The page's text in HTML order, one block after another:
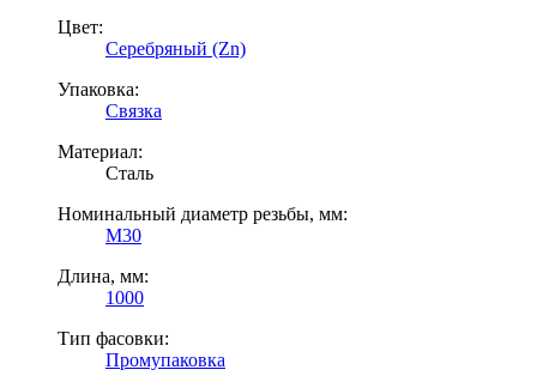
Цвет:
Серебряный (Zn)
Упаковка:
Связка
Материал:
Сталь
Номинальный диаметр резьбы, мм:
М30
Длина, мм:
1000
Тип фасовки:
Промупаковка